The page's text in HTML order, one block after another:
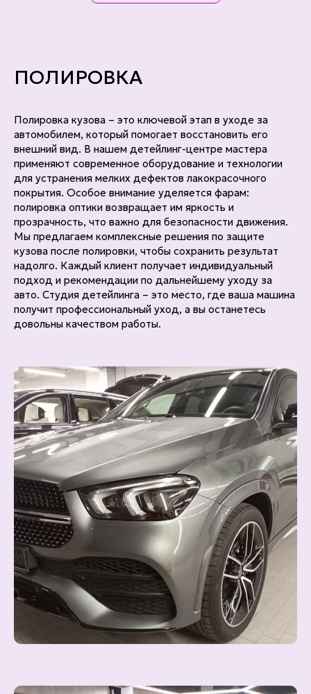
ПОЛИРОВКА
Полировка кузова – это ключевой этап в уходе за
автомобилем, который помогает восстановить его
внешний вид. В нашем детейлинг-центре мастера
применяют современное оборудование и технологии
для устранения мелких дефектов лакокрасочного
покрытия. Особое внимание уделяется фарам:
полировка оптики возвращает им яркость и
прозрачность, что важно для безопасности движения.
Мы предлагаем комплексные решения по защите
кузова после полировки, чтобы сохранить результат
надолго. Каждый клиент получает индивидуальный
подход и рекомендации по дальнейшему уходу за
авто. Студия детейлинга – это место, где ваша машина
получит профессиональный уход, а вы останетесь
довольны качеством работы.